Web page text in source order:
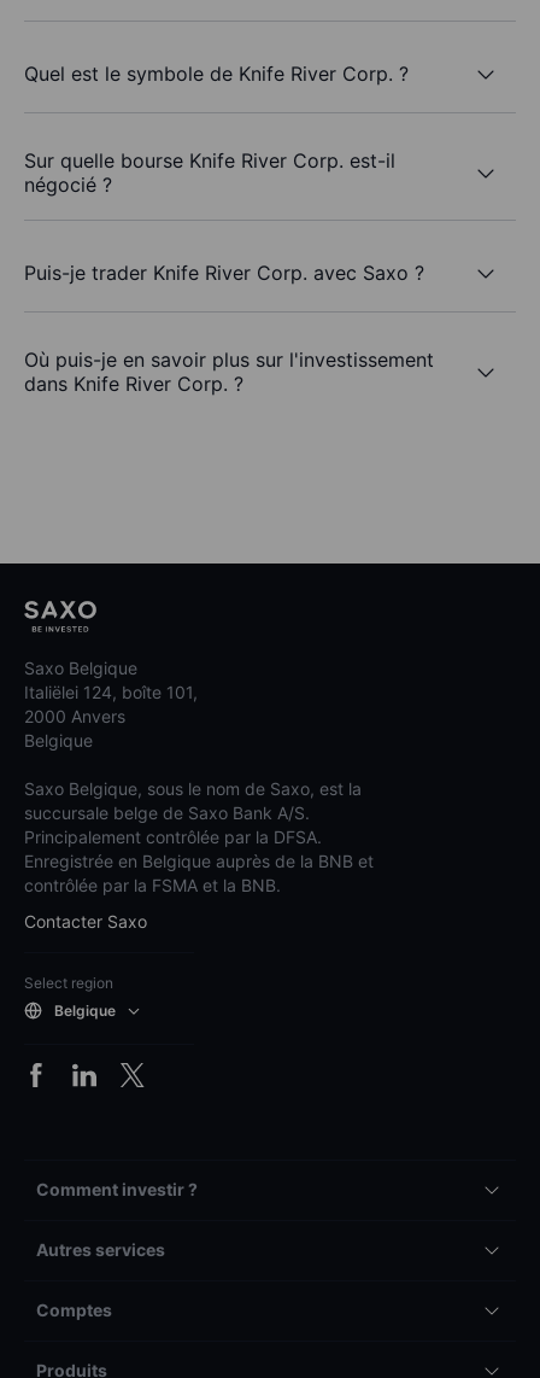
Quel est le symbole de Knife River Corp. ?
Sur quelle bourse Knife River Corp. est-il
négocié ?
Puis-je trader Knife River Corp. avec Saxo ?
Où puis-je en savoir plus sur l'investissement
dans Knife River Corp. ?
Saxo Belgique
Italiëlei 124, boîte 101,
2000 Anvers
Belgique
Saxo Belgique, sous le nom de Saxo, est la
succursale belge de Saxo Bank A/S.
Principalement contrôlée par la DFSA.
Enregistrée en Belgique auprès de la BNB et
contrôlée par la FSMA et la BNB.
Contacter Saxo
Select region
Belgique
Comment investir ?
Autres services
Comptes
Produits